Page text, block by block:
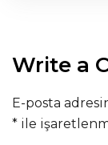
Write a
E-posta
* ile